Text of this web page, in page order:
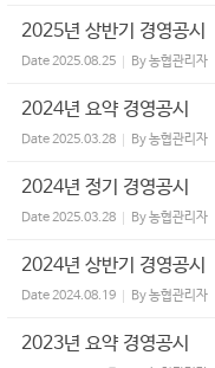
2025년 상반기 경영공시
Date2025.08.25 By농협관리자
2024년 요약 경영공시
Date2025.03.28 By농협관리자
2024년 정기 경영공시
Date2025.03.28 By농협관리자
2024년 상반기 경영공시
Date2024.08.19 By농협관리자
2023년 요약 경영공시